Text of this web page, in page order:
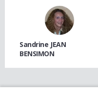
Sandrine JEAN
BENSIMON